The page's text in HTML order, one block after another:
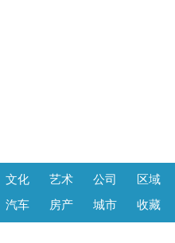
文化 艺术 公司
区域
汽车 房产 城市 收藏